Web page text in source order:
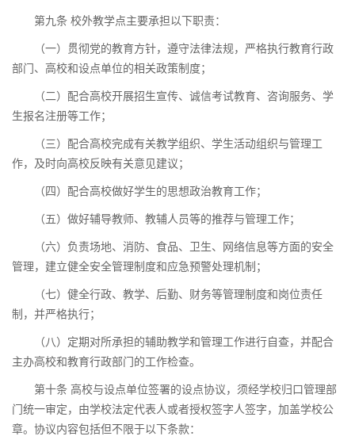
第九条 校外教学点主要承担以下职责：
（一）贯彻党的教育方针，遵守法律法规，严格执行教育行政
部门、高校和设点单位的相关政策制度；
（二）配合高校开展招生宣传、诚信考试教育、咨询服务、学
生报名注册等工作；
（三）配合高校完成有关教学组织、学生活动组织与管理工
作，及时向高校反映有关意见建议；
（四）配合高校做好学生的思想政治教育工作；
（五）做好辅导教师、教辅人员等的推荐与管理工作；
（六）负责场地、消防、食品、卫生、网络信息等方面的安全
管理，建立健全安全管理制度和应急预警处理机制；
（七）健全行政、教学、后勤、财务等管理制度和岗位责任
制，并严格执行；
（八）定期对所承担的辅助教学和管理工作进行自查，并配合
主办高校和教育行政部门的工作检查。
第十条 高校与设点单位签署的设点协议，须经学校归口管理部
门统一审定，由学校法定代表人或者授权签字人签字，加盖学校公
章。协议内容包括但不限于以下条款：